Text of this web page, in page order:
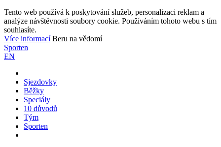
Tento web používá k poskytování služeb, personalizaci reklam a
analýze návštěvnosti soubory cookie. Používáním tohoto webu s tím
souhlasíte.
Více informací Beru na vědomí
Sporten
EN
Sjezdovky
Běžky
Speciály
10 důvodů
Tým
Sporten